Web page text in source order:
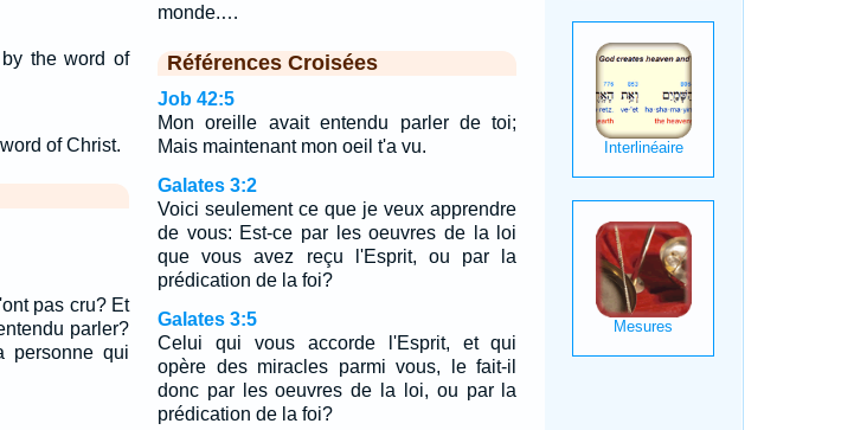
the word of
of Christ.
pas cru? Et
parler?
personne qui
monde.…
Références Croisées
Job 42:5
Mon oreille avait entendu parler de toi;
Mais maintenant mon oeil t'a vu.
Galates 3:2
Voici seulement ce que je veux apprendre
de vous: Est-ce par les oeuvres de la loi
que vous avez reçu l'Esprit, ou par la
prédication de la foi?
Galates 3:5
Celui qui vous accorde l'Esprit, et qui
opère des miracles parmi vous, le fait-il
donc par les oeuvres de la loi, ou par la
prédication de la foi?